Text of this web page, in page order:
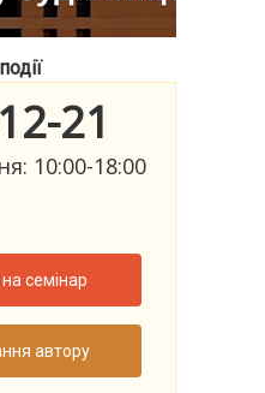
21
10:00-18:00
семінар
автору